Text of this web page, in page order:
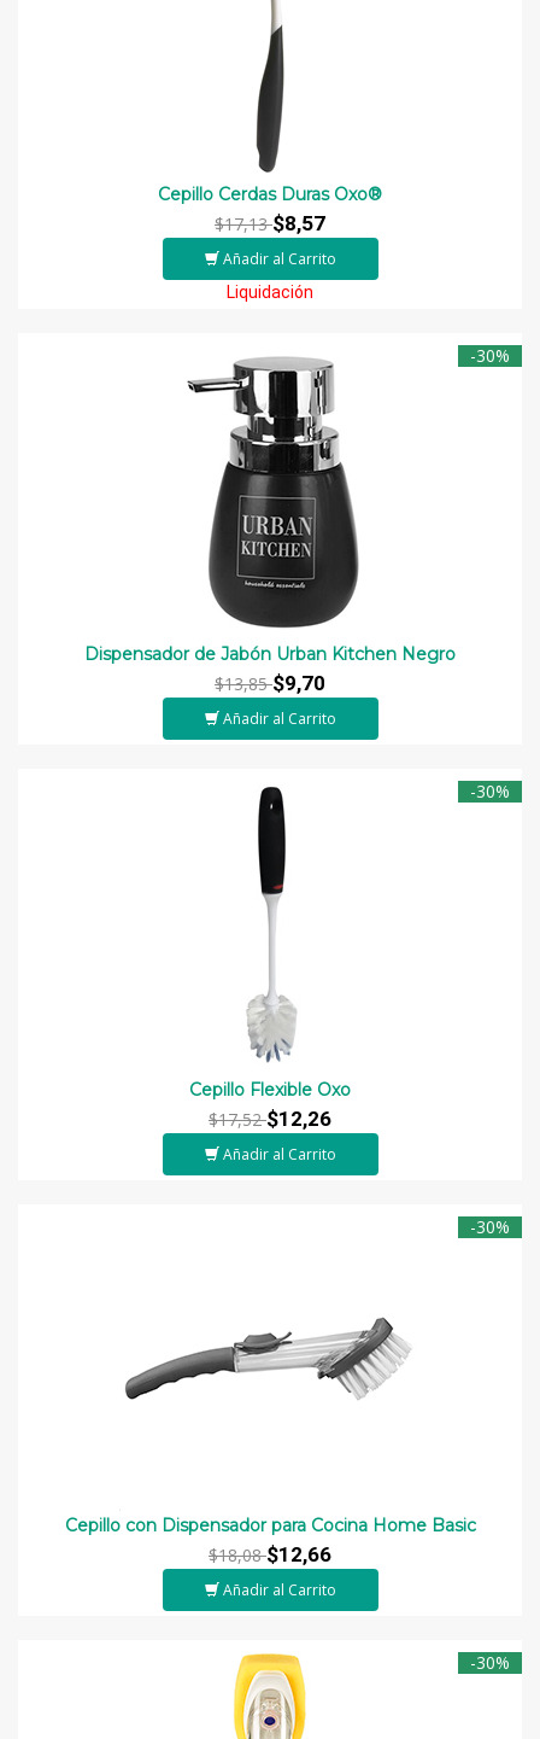
Cepillo Cerdas Duras Oxo®
$17,13$8,57
Añadir al Carrito
Liquidación
-30%
Dispensador de Jabón Urban Kitchen Negro
$13,85$9,70
Añadir al Carrito
-30%
Cepillo Flexible Oxo
$17,52$12,26
Añadir al Carrito
-30%
Cepillo con Dispensador para Cocina Home Basic
$18,08$12,66
Añadir al Carrito
-30%